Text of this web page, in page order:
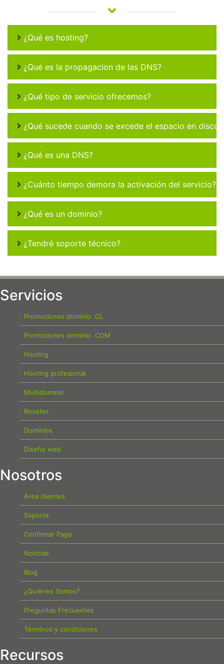
¿Qué es hosting?
¿Qué es la propagacion de las DNS?
¿Qué tipo de servicio ofrecemos?
¿Qué sucede cuando se excede el espacio en disco
¿Qué es una DNS?
¿Cuánto tiempo demora la activación del servicio?
¿Qué es un dominio?
¿Tendré soporte técnico?
Servicios
Promociones dominio .CL
Promociones dominio .COM
Hosting
Hosting profesional
Multidominio
Reseller
Dominios
Diseño web
Nosotros
Área clientes
Soporte
Confirmar Pago
Noticias
Blog
¿Quiénes Somos?
Preguntas Frecuentes
Términos y condiciones
Recursos